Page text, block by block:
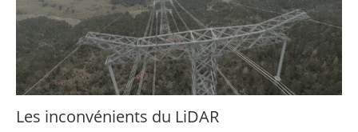
Les inconvénients du LiDAR